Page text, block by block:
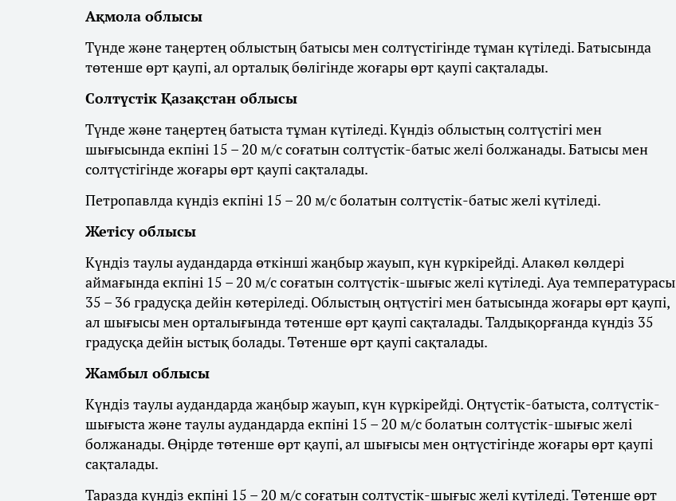
Ақмола облысы
Түнде және таңертең облыстың батысы мен солтүстігінде тұман күтіледі. Батысында
төтенше өрт қаупі, ал орталық бөлігінде жоғары өрт қаупі сақталады.
Солтүстік Қазақстан облысы
Түнде және таңертең батыста тұман күтіледі. Күндіз облыстың солтүстігі мен
шығысында екпіні 15 – 20 м/с соғатын солтүстік-батыс желі болжанады. Батысы мен
солтүстігінде жоғары өрт қаупі сақталады.
Петропавлда күндіз екпіні 15 – 20 м/с болатын солтүстік-батыс желі күтіледі.
Жетісу облысы
Күндіз таулы аудандарда өткінші жаңбыр жауып, күн күркірейді. Алакөл көлдері
аймағында екпіні 15 – 20 м/с соғатын солтүстік-шығыс желі күтіледі. Ауа температурасы
35 – 36 градусқа дейін көтеріледі. Облыстың оңтүстігі мен батысында жоғары өрт қаупі,
ал шығысы мен орталығында төтенше өрт қаупі сақталады. Талдықорғанда күндіз 35
градусқа дейін ыстық болады. Төтенше өрт қаупі сақталады.
Жамбыл облысы
Күндіз таулы аудандарда жаңбыр жауып, күн күркірейді. Оңтүстік-батыста, солтүстік-
шығыста және таулы аудандарда екпіні 15 – 20 м/с болатын солтүстік-шығыс желі
болжанады. Өңірде төтенше өрт қаупі, ал шығысы мен оңтүстігінде жоғары өрт қаупі
сақталады.
Таразда күндіз екпіні 15 – 20 м/с соғатын солтүстік-шығыс желі күтіледі. Төтенше өрт